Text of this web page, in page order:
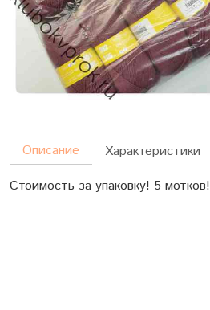
Описание
Стоимость за упаковку! 5 мотков!
Характеристики